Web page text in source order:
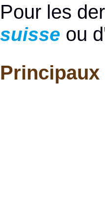
Pour les
suisse ou
Principaux